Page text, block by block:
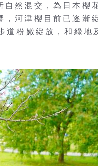
然混交，為日本櫻
河津櫻目前已逐漸
道粉嫩綻放，和綠地